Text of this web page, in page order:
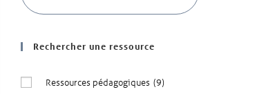
Rechercher une ressource
Ressources pédagogiques (9)